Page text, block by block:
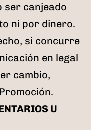
ser canjeado
ni por dinero.
si concurre
en legal
cambio,
U